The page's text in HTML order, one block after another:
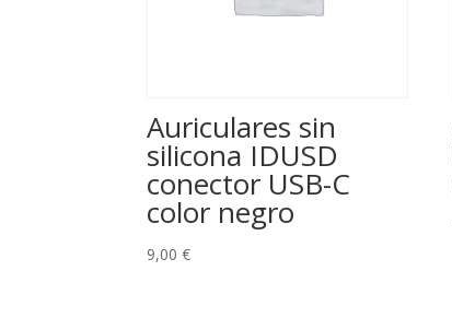
Auriculares sin
silicona IDUSD
conector USB-C
color negro
9,00€